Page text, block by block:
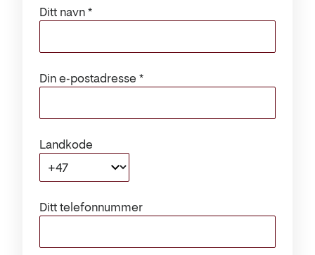
Ditt navn
Din e-postadresse
Landkode
+47
Ditt telefonnummer